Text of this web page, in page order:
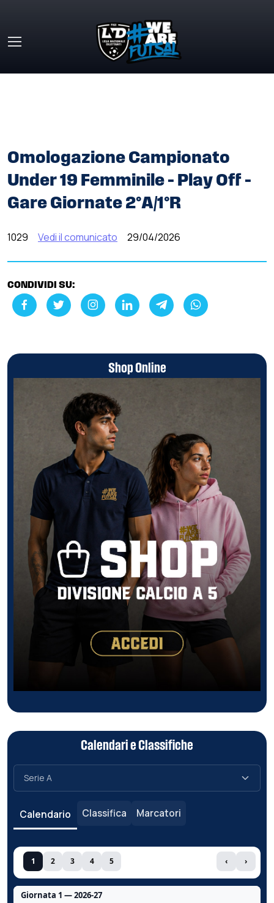
Omologazione Campionato
Under 19 Femminile – Play Off –
Gare Giornate 2°A/1°R
1029 Vedi il comunicato 29/04/2026
CONDIVIDI SU:
Shop Online
Calendari e Classifiche
Calendario Classifica Marcatori
1 2 3 4 5 ‹ ›
Giornata 1 — 2026-27